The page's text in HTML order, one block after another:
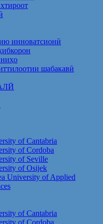
инноватсионӣ
шабакавӣ
of Cantabria
of Cordoba
of Seville
of Osijek
University of Applied
of Cantabria
of Cordoba